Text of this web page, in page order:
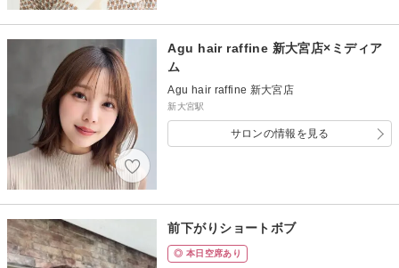
Agu hair raffine 新大宮店×ミディア
ム
Agu hair raffine 新大宮店
新大宮駅
サロンの情報を見る
前下がりショートボブ
◎ 本日空席あり